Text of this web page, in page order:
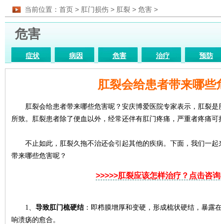
当前位置： 首页 > 肛门损伤 > 肛裂 > 危害 >
危害
症状 病因 危害 治疗 预防
肛裂会给患者带来哪些
肛裂会给患者带来哪些危害呢？安庆博爱医院专家表示，肛裂是
所致。肛裂患者除了便血以外，经常还伴有肛门疼痛，严重者疼痛
不止如此，肛裂久拖不治还会引起其他的疾病。下面，我们一起
带来哪些危害呢？
>>>>>肛裂应该怎样治疗？点击咨
1、 导致肛门梳硬结：即栉膜增厚和变硬，形成梳状硬结，暴露
响溃疡的愈合。